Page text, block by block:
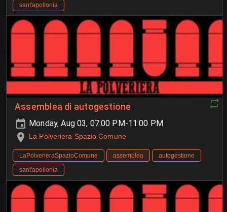
sant'apollonia
Assemblea di autogestione
Monday, Aug 03, 07:00 PM-11:00 PM
La Polveriera Spazio Comune
LaPolverieraSpazioComune assemblea
autogestione
sant'apollonia